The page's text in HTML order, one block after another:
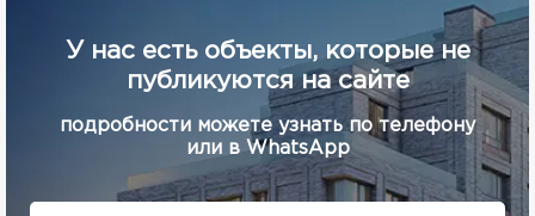
У нас есть объекты, которые не
публикуются на сайте
подробности можете узнать по телефону
или в WhatsApp